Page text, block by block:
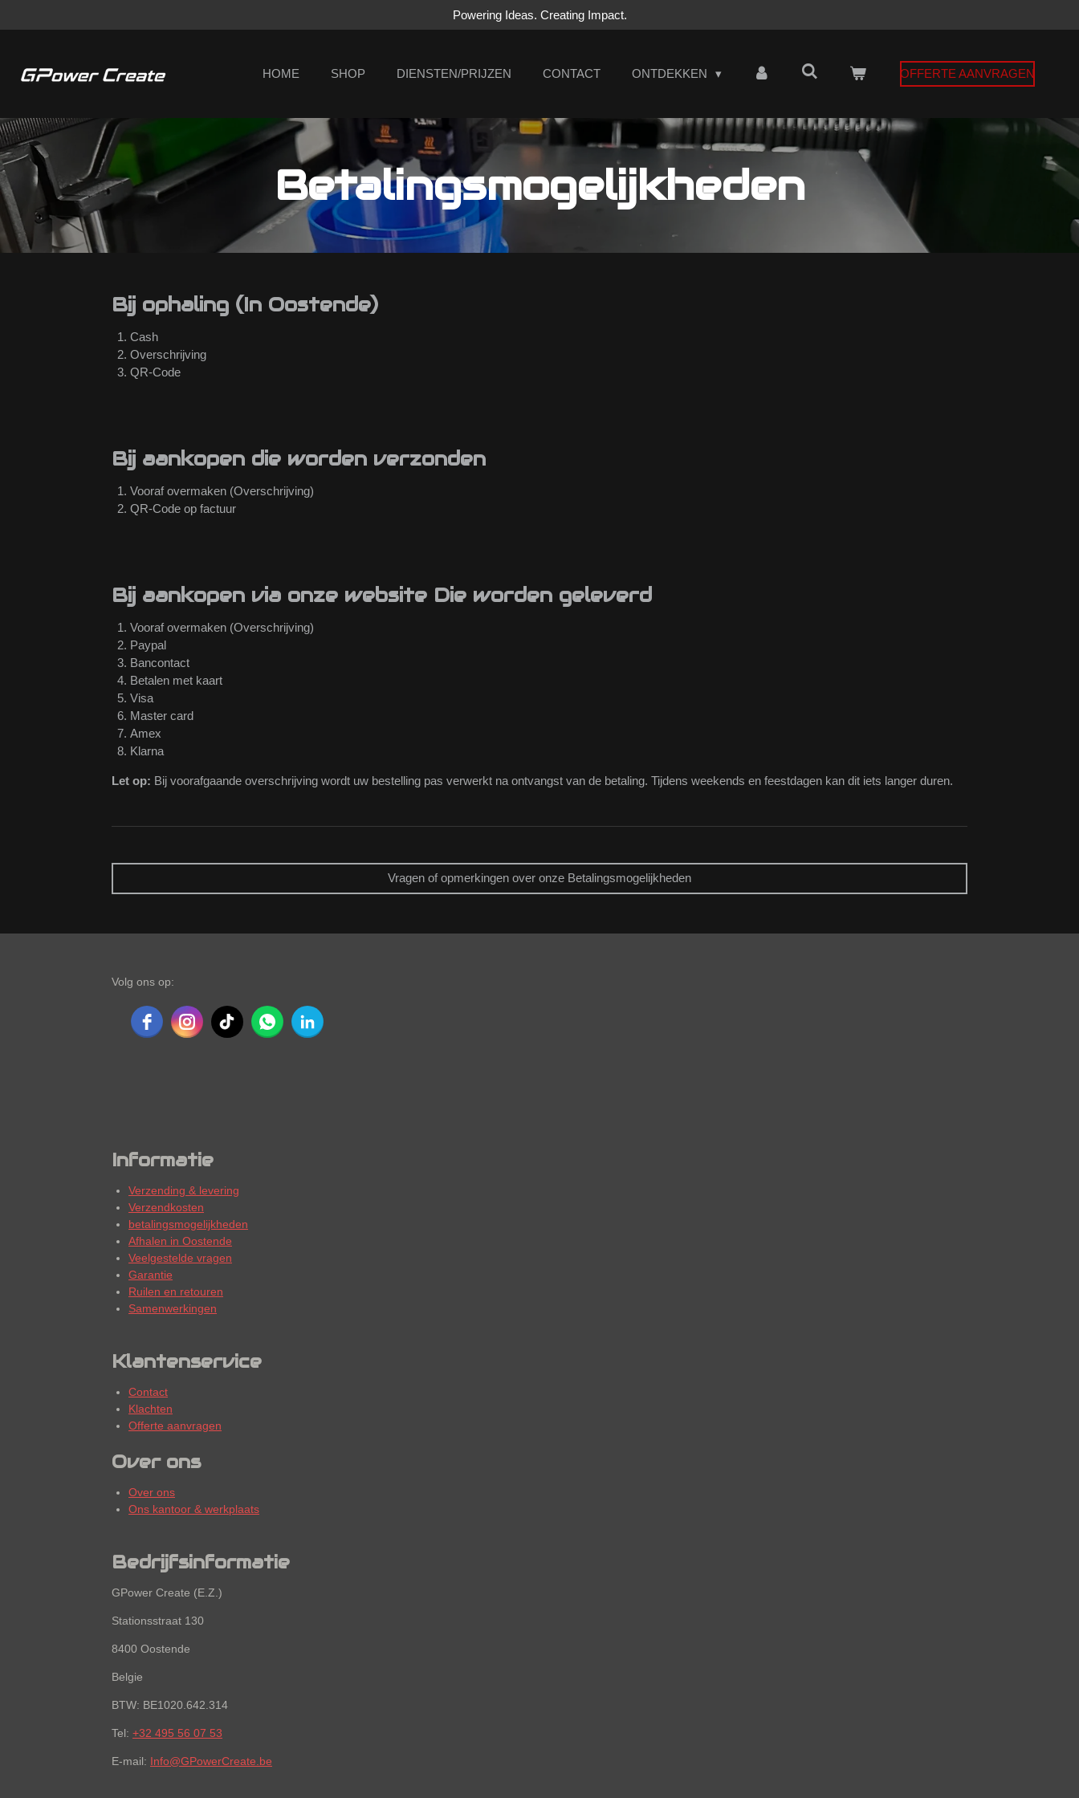
direct
hoofdinhoud
Powering Ideas. Creating Impact.
HOME SHOP DIENSTEN/PRIJZEN CONTACT ONTDEKKEN OFFERTE AANVRAGEN
Betalingsmogelijkheden
Bij ophaling (In Oostende)
Cash
Overschrijving
QR-Code
Bij aankopen die worden verzonden
Vooraf overmaken (Overschrijving)
QR-Code op factuur
Bij aankopen via onze website Die worden geleverd
Vooraf overmaken (Overschrijving)
Paypal
Bancontact
Betalen met kaart
Visa
Master card
Amex
Klarna
Let op: Bij voorafgaande overschrijving wordt uw bestelling pas verwerkt na ontvangst van de betaling. Tijdens weekends en feestdagen kan dit iets langer duren.
Vragen of opmerkingen over onze Betalingsmogelijkheden
Volg ons op:
Informatie
Verzending & levering
Verzendkosten
betalingsmogelijkheden
Afhalen in Oostende
Veelgestelde vragen
Garantie
Ruilen en retouren
Samenwerkingen
Klantenservice
Contact
Klachten
Offerte aanvragen
Over ons
Over ons
Ons kantoor & werkplaats
Bedrijfsinformatie
GPower Create (E.Z.)
Stationsstraat 130
8400 Oostende
Belgie
BTW: BE1020.642.314
Tel: +32 495 56 07 53
E-mail: Info@GPowerCreate.be